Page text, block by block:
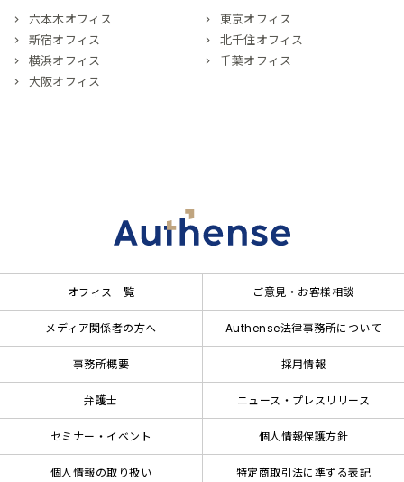
六本木オフィス
東京オフィス
新宿オフィス
北千住オフィス
横浜オフィス
千葉オフィス
大阪オフィス
オフィス一覧 ご意見・お客様相談
メディア関係者の方へ Authense法律事務所について
事務所概要 採用情報
弁護士 ニュース・プレスリリース
セミナー・イベント 個人情報保護方針
個人情報の取り扱い 特定商取引法に準ずる表記